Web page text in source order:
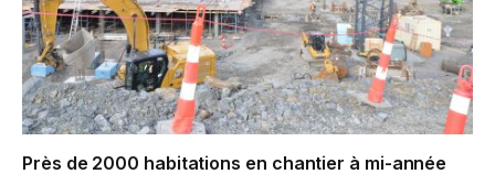
Près de 2000 habitations en chantier à mi-année